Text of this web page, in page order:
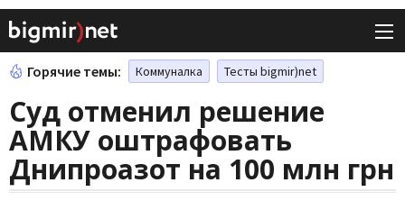
Горячие темы: Коммуналка Тесты bigmir)net
Суд отменил решение
АМКУ оштрафовать
Днипроазот на 100 млн грн